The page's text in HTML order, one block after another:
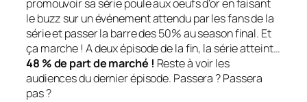
promouvoir sa série poule aux oeufs d’or en faisant
lebuzz sur un événement attendu par les fans de la
série et passer la barre des 50% au season final. Et
ça marche ! A deux épisode de la fin, la série atteint…
48 % de part de marché ! Reste à voir les
audiences du dernier épisode. Passera ? Passera
pas ?